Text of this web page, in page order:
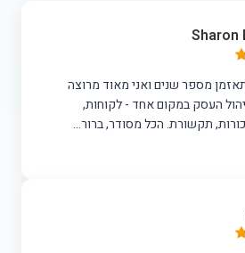
Sharon
מספר שנים ואני מאוד מרוצה
העסק במקום אחד - לקוחות,
תקשורת. הכל מסודר, ברור...